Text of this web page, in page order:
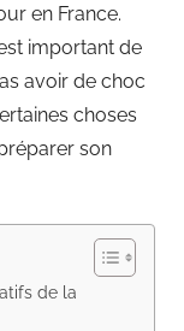
en France.
important de
avoir de choc
choses
son
de la